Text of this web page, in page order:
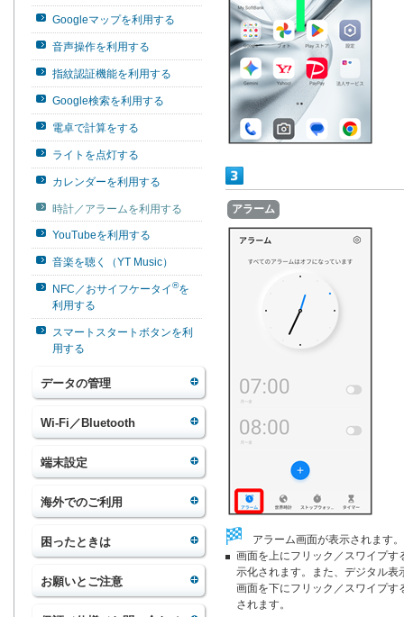
Googleマップを利用する
音声操作を利用する
指紋認証機能を利用する
Google検索を利用する
電卓で計算をする
ライトを点灯する
カレンダーを利用する
時計／アラームを利用する
YouTubeを利用する
音楽を聴く（YT Music）
NFC／おサイフケータイ®を
利用する
スマートスタートボタンを利
用する
データの管理
Wi-Fi／Bluetooth
端末設定
海外でのご利用
困ったときは
お願いとご注意
アラーム
アラーム画面が表示されます。
画面を上にフリック／スワイプす
示化されます。また、デジタル表
画面を下にフリック／スワイプす
されます。